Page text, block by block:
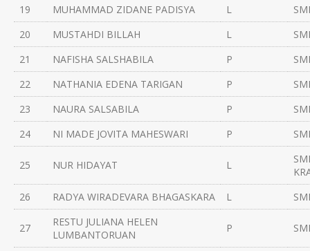
19
MUHAMMAD ZIDANE PADISYA L
20
MUSTAHDI BILLAH L
21
NAFISHA SALSHABILA P
22
NATHANIA EDENA TARIGAN P
23
NAURA SALSABILA P
24
NI MADE JOVITA MAHESWARI P
25 NUR HIDAYAT L
26
RADYA WIRADEVARA BHAGASKARA L
27
RESTU JULIANA HELEN
LUMBANTORUAN
P